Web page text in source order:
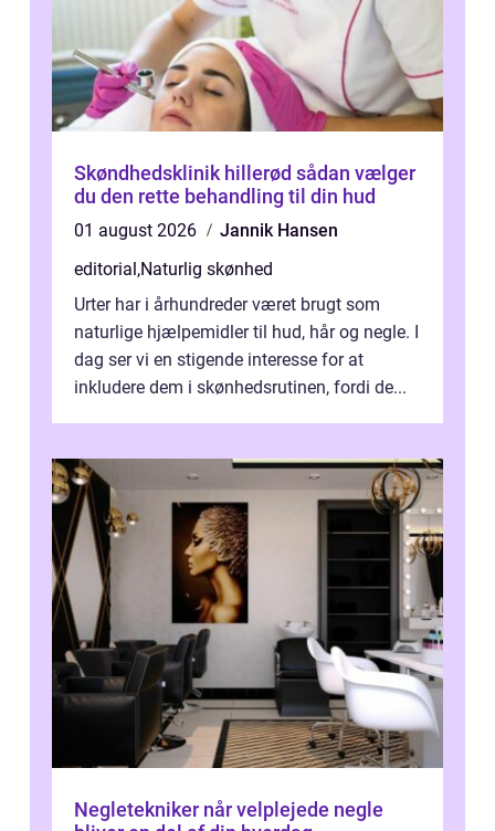
Skøndhedsklinik hillerød sådan vælger
du den rette behandling til din hud
01 august 2026
Jannik Hansen
editorial,Naturlig skønhed
Urter har i århundreder været brugt som
naturlige hjælpemidler til hud, hår og negle. I
dag ser vi en stigende interesse for at
inkludere dem i skønhedsrutinen, fordi de...
Negletekniker når velplejede negle